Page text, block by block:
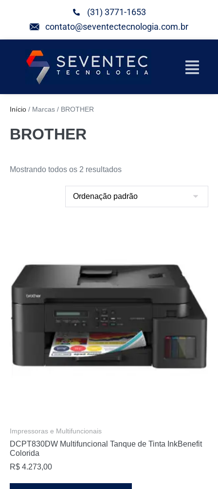
(31) 3771-1653
contato@seventectecnologia.com.br
Início / Marcas / BROTHER
BROTHER
Mostrando todos os 2 resultados
Impressoras e Multifuncionais
DCPT830DW Multifuncional Tanque de Tinta InkBenefit
Colorida
R$ 4.273,00